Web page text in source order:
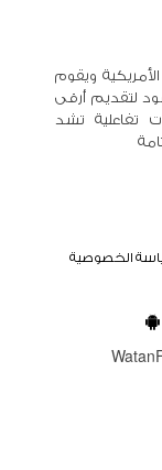
ويقوم
لتقديم أرقى
تفاعلية تشد
الخصوصية